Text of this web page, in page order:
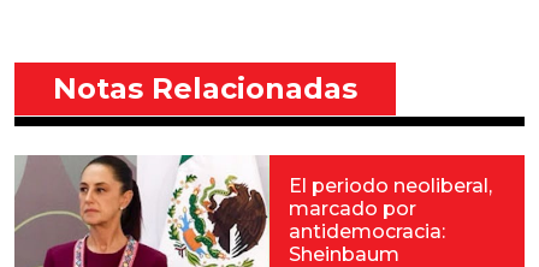
Notas Relacionadas
El periodo neoliberal,
marcado por
antidemocracia:
Sheinbaum